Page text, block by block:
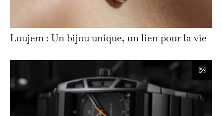
Loujem : Un bijou unique, un lien pour la vie